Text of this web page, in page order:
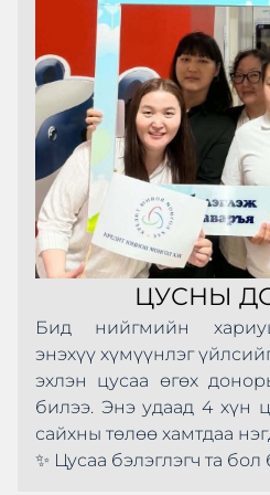
ЦУСНЫ
Бид нийгмийн
энэхүү хүмүүнлэг
эхлэн цусаа өгөх
билээ. Энэ удаад 4 хүн
сайхны төлөө хамтдаа
✨ Цусаа бэлэглэгч та бол